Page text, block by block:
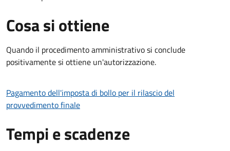
Cosa si ottiene
Quando il procedimento amministrativo si conclude
positivamente si ottiene un'autorizzazione.
Pagamento dell'imposta di bollo per il rilascio del
provvedimento finale
Tempi e scadenze